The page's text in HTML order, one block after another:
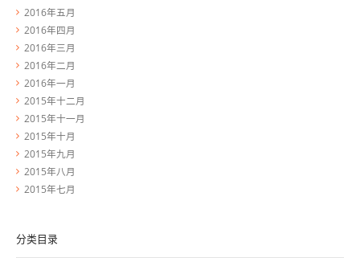
2016年五月
2016年四月
2016年三月
2016年二月
2016年一月
2015年十二月
2015年十一月
2015年十月
2015年九月
2015年八月
2015年七月
分类目录